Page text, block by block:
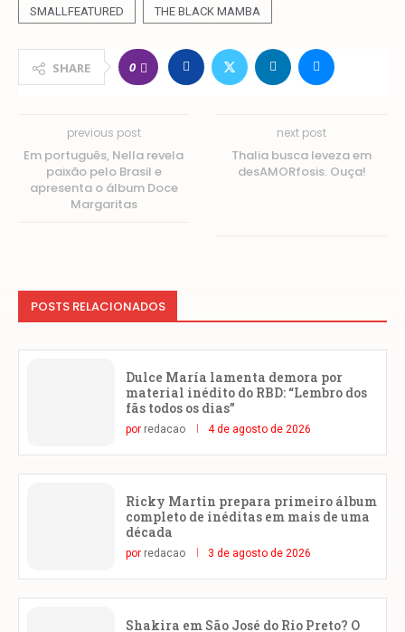
SMALLFEATURED THE BLACK MAMBA
SHARE 0
previous post
Em português, Nella revela
paixão pelo Brasil e
apresenta o álbum Doce
Margaritas
next post
Thalia busca leveza em
desAMORfosis. Ouça!
POSTS RELACIONADOS
Dulce María lamenta demora por
material inédito do RBD: “Lembro dos
fãs todos os dias”
por redacao 4 de agosto de 2026
Ricky Martin prepara primeiro álbum
completo de inéditas em mais de uma
década
por redacao 3 de agosto de 2026
Shakira em São José do Rio Preto? O